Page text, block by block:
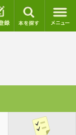
イン 新規登録